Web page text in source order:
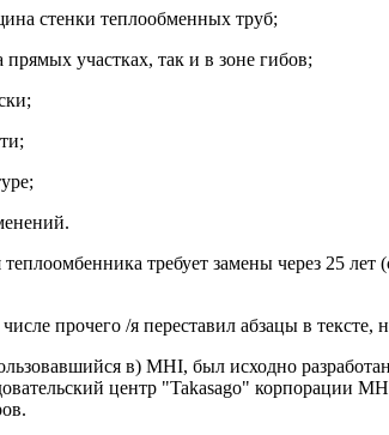
стенки теплообменных труб;
участках, так и в зоне гибов;
требует замены через 25
прочего /я переставил абзацы в
в) MHI, был исходно
центр "Takasago" корпорации